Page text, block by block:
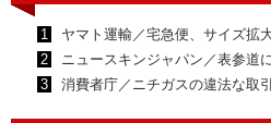
1
ヤマト運輸／宅急便、サイズ拡
2
ニュースキンジャパン／表参道
3
消費者庁／ニチガスの違法な取